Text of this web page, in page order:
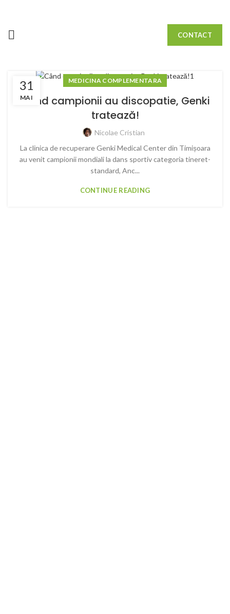
CONTACT
31
MAI
MEDICINA COMPLEMENTARA
Când campionii au discopatie, Genki
tratează!
Nicolae Cristian
La clinica de recuperare Genki Medical Center din Timișoara
au venit campionii mondiali la dans sportiv categoria tineret-
standard, Anc...
CONTINUE READING